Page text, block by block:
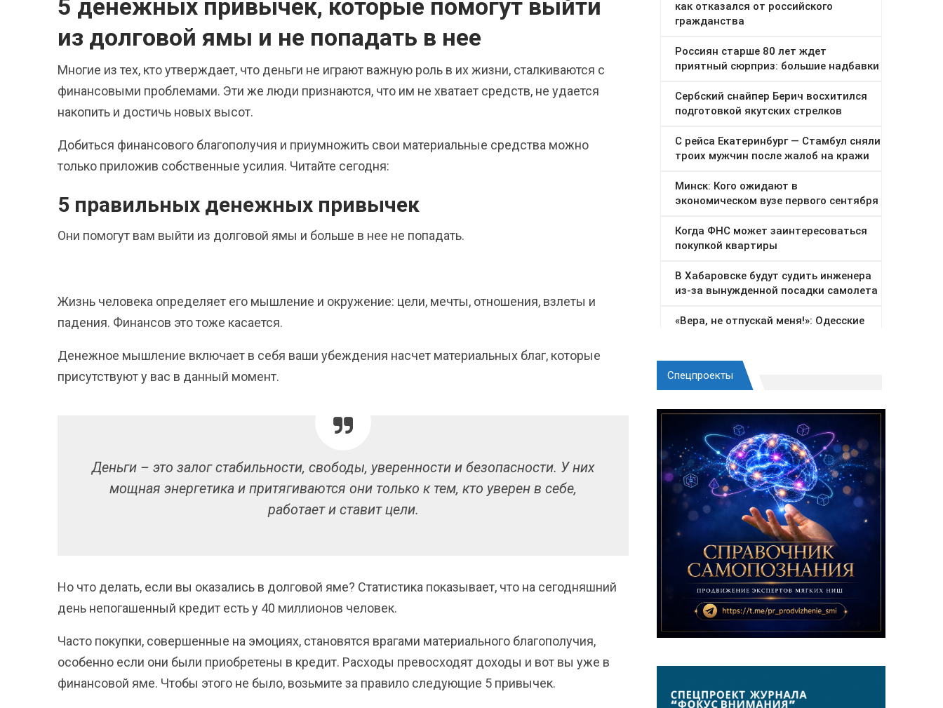
5 денежных привычек, которые помогут выйти
из долговой ямы и не попадать в нее
Многие из тех, кто утверждает, что деньги не играют важную роль в их жизни, сталкиваются с
финансовыми проблемами. Эти же люди признаются, что им не хватает средств, не удается
накопить и достичь новых высот.
Добиться финансового благополучия и приумножить свои материальные средства можно
только приложив собственные усилия. Читайте сегодня:
5 правильных денежных привычек
Они помогут вам выйти из долговой ямы и больше в нее не попадать.
Жизнь человека определяет его мышление и окружение: цели, мечты, отношения, взлеты и
падения. Финансов это тоже касается.
Денежное мышление включает в себя ваши убеждения насчет материальных благ, которые
присутствуют у вас в данный момент.
Деньги – это залог стабильности, свободы, уверенности и безопасности. У них
мощная энергетика и притягиваются они только к тем, кто уверен в себе,
работает и ставит цели.
Но что делать, если вы оказались в долговой яме? Статистика показывает, что на сегодняшний
день непогашенный кредит есть у 40 миллионов человек.
Часто покупки, совершенные на эмоциях, становятся врагами материального благополучия,
особенно если они были приобретены в кредит. Расходы превосходят доходы и вот вы уже в
финансовой яме. Чтобы этого не было, возьмите за правило следующие 5 привычек.
Спецпроекты